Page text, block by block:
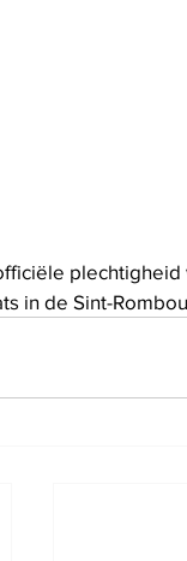
in de Sint-